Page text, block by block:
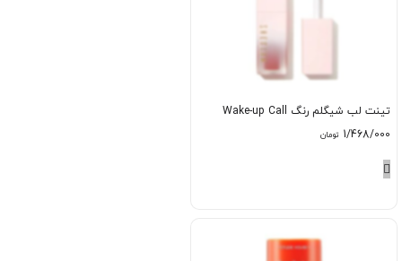
تینت لب شیگلم رنگ Wake-up Call
1/468/000 تومان